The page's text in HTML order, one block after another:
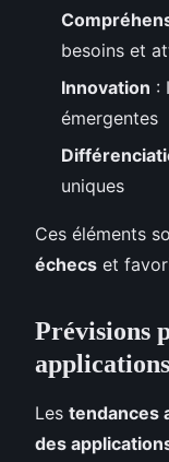
besoins et
Innovation :
émergentes
uniques
Ces éléments
échecs et
Prévisions
Les tendances
des